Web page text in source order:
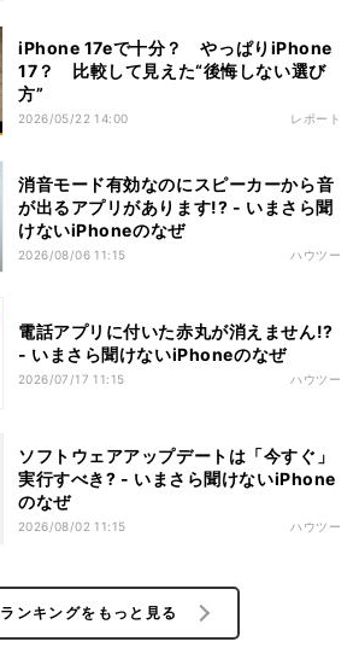
iPhone 17eで十分？ やっぱりiPhone
17？ 比較して見えた“後悔しない選び
方”
2026/05/22 14:00 レポート
消音モード有効なのにスピーカーから音
が出るアプリがあります!? - いまさら聞
けないiPhoneのなぜ
2026/08/06 11:15 ハウツー
電話アプリに付いた赤丸が消えません!?
- いまさら聞けないiPhoneのなぜ
2026/07/17 11:15 ハウツー
ソフトウェアアップデートは「今すぐ」
実行すべき? - いまさら聞けないiPhone
のなぜ
2026/08/02 11:15 ハウツー
ランキングをもっと見る